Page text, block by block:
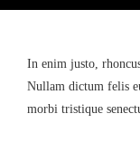
In enim justo,
Nullam dictum felis
morbi tristique